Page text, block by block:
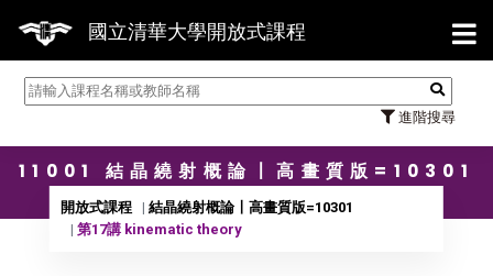
國立清華大學開放式課程
進階搜尋
【
11001 結晶繞射概論〡高畫質版=10301
開放式課程
結晶繞射概論〡高畫質版=10301
第17講 kinematic theory